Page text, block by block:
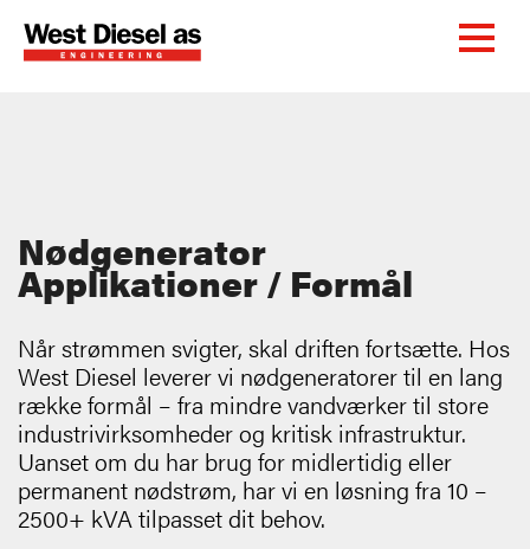
Nødgenerator
Applikationer / Formål
Når strømmen svigter, skal driften fortsætte. Hos
West Diesel leverer vi nødgeneratorer til en lang
række formål – fra mindre vandværker til store
industrivirksomheder og kritisk infrastruktur.
Uanset om du har brug for midlertidig eller
permanent nødstrøm, har vi en løsning fra 10 –
2500+ kVA tilpasset dit behov.